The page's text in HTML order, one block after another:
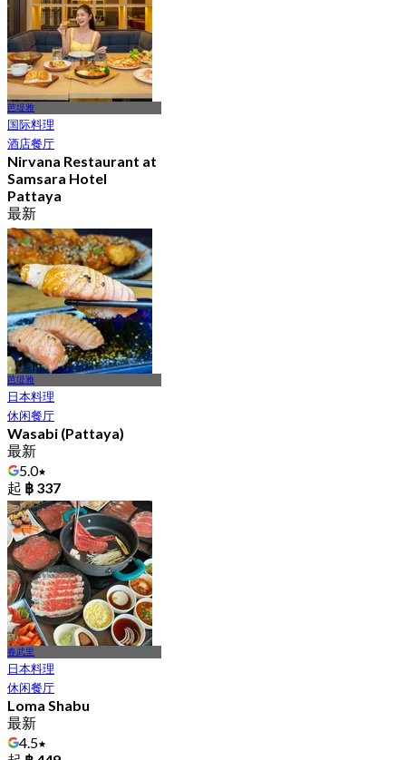
芭堤雅
国际料理
酒店餐厅
Nirvana Restaurant at
Samsara Hotel
Pattaya
最新
4.6
起฿ 525
芭堤雅
日本料理
休闲餐厅
Wasabi (Pattaya)
最新
5.0
起 ฿ 337
春武里
日本料理
休闲餐厅
Loma Shabu
最新
4.5